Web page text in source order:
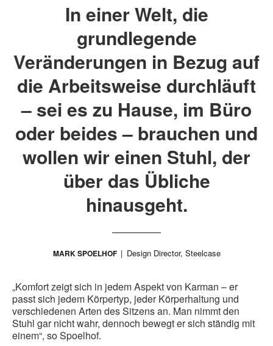
In einer Welt, die
grundlegende
Veränderungen in Bezug auf
die Arbeitsweise durchläuft
– sei es zu Hause, im Büro
oder beides – brauchen und
wollen wir einen Stuhl, der
über das Übliche
hinausgeht.
MARK SPOELHOF Design Director, Steelcase
„Komfort zeigt sich in jedem Aspekt von Karman – er
passt sich jedem Körpertyp, jeder Körperhaltung und
verschiedenen Arten des Sitzens an. Man nimmt den
Stuhl gar nicht wahr, dennoch bewegt er sich ständig mit
einem“, so Spoelhof.